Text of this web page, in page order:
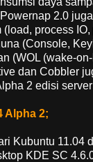
2.0
process IO,
(Console,
(WOL (wake-
dan Cobbler
2 edisi
Alpha 2;
Kubuntu 11.04
KDE SC